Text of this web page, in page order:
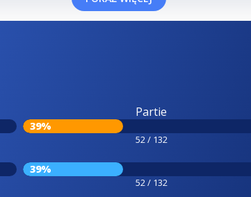
Partie
39%
52 / 132
39%
52 / 132